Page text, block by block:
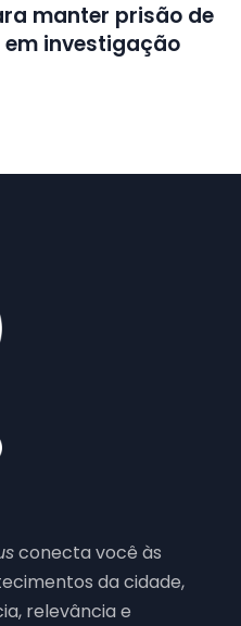
manter prisão de
em investigação
conecta você às
da cidade,
relevância e